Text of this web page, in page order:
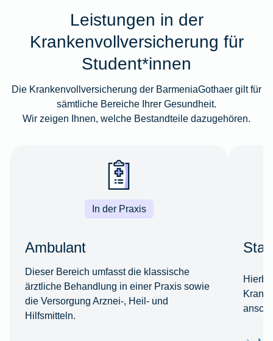
Leistungen in der
Krankenvollversicherung für
Student*innen
Die Krankenvollversicherung der BarmeniaGothaer gilt für
sämtliche Bereiche Ihrer Gesundheit.
Wir zeigen Ihnen, welche Bestandteile dazugehören.
In der Praxis
Ambulant
Dieser Bereich umfasst die klassische
ärztliche Behandlung in einer Praxis sowie
die Versorgung Arznei-, Heil- und
Hilfsmitteln.